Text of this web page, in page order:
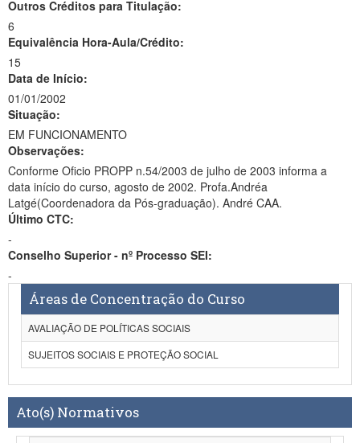
Outros Créditos para Titulação:
6
Equivalência Hora-Aula/Crédito:
15
Data de Início:
01/01/2002
Situação:
EM FUNCIONAMENTO
Observações:
Conforme Oficio PROPP n.54/2003 de julho de 2003 informa a
data início do curso, agosto de 2002. Profa.Andréa
Latgé(Coordenadora da Pós-graduação). André CAA.
Último CTC:
-
Conselho Superior - nº Processo SEI:
-
Áreas de Concentração do Curso
AVALIAÇÃO DE POLÍTICAS SOCIAIS
SUJEITOS SOCIAIS E PROTEÇÃO SOCIAL
Ato(s) Normativos